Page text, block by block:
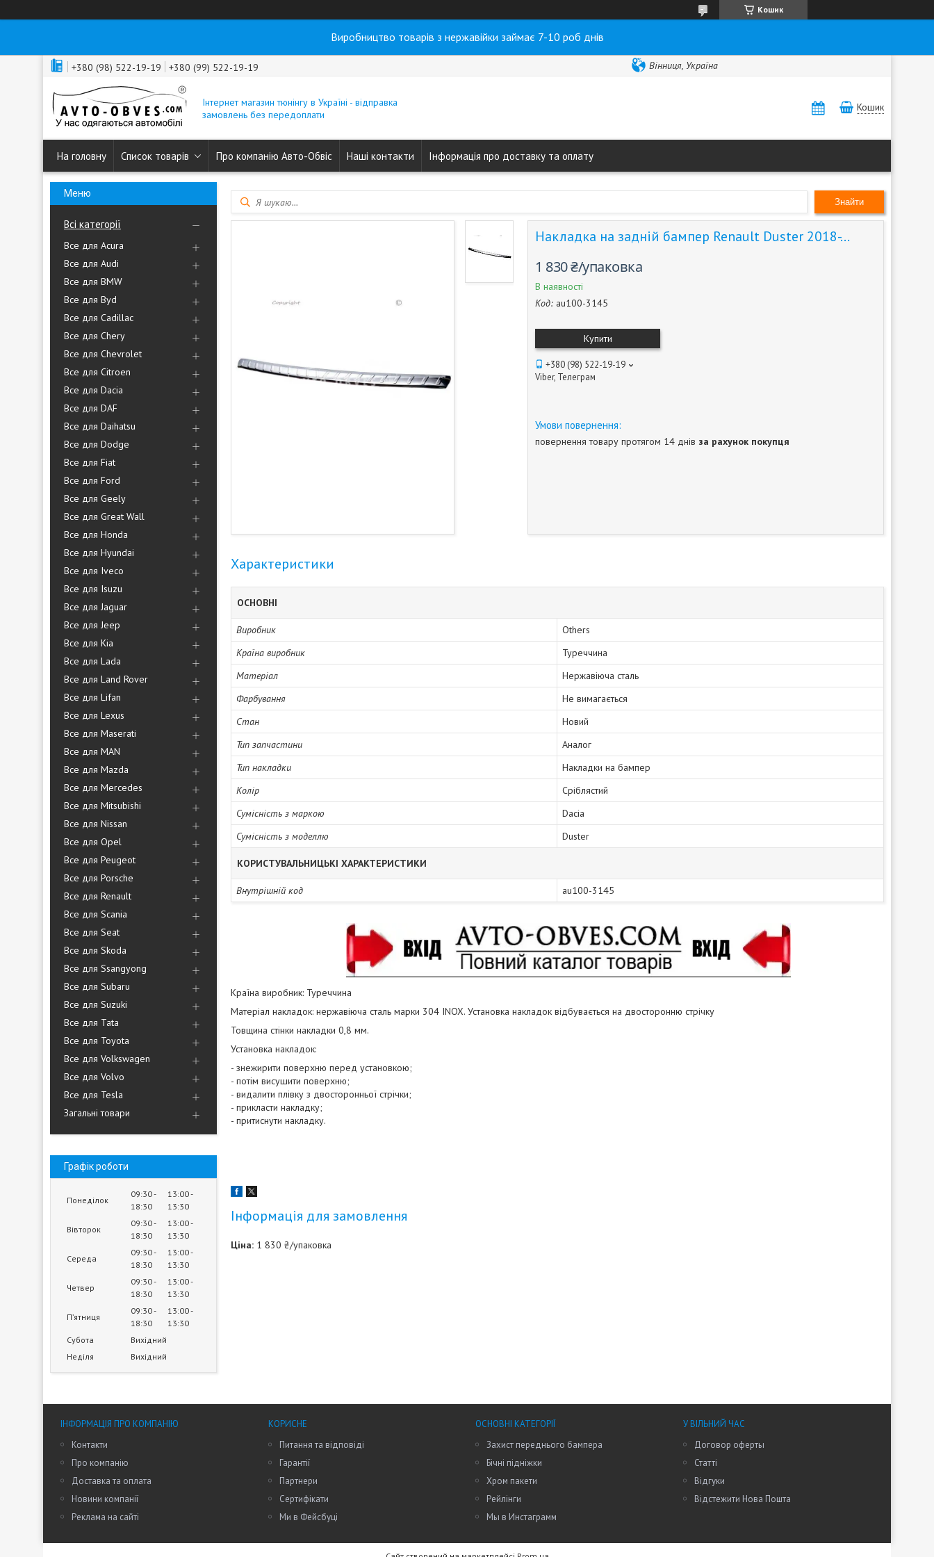
Кошик
Виробництво товарів з нержавійки займає 7-10 роб днів
+380 (98) 522-19-19 +380 (99) 522-19-19 Вінниця, Україна
Інтернет магазин тюнінгу в Україні - відправка
замовлень без передоплати
Кошик
На головну Список товарів Про компанію Авто-Обвіс Наші контакти Інформація про доставку та оплату
Всі категорії
Все для Acura
Все для Audi
Все для BMW
Все для Byd
Все для Cadillac
Все для Chery
Все для Chevrolet
Все для Citroen
Все для Dacia
Все для DAF
Все для Daihatsu
Все для Dodge
Все для Fiat
Все для Ford
Все для Geely
Все для Great Wall
Все для Honda
Все для Hyundai
Все для Iveco
Все для Isuzu
Все для Jaguar
Все для Jeep
Все для Kia
Все для Lada
Все для Land Rover
Все для Lifan
Все для Lexus
Все для Maserati
Все для MAN
Все для Mazda
Все для Mercedes
Все для Mitsubishi
Все для Nissan
Все для Opel
Все для Peugeot
Все для Porsche
Все для Renault
Все для Scania
Все для Seat
Все для Skoda
Все для Ssangyong
Все для Subaru
Все для Suzuki
Все для Tata
Все для Toyota
Все для Volkswagen
Все для Volvo
Все для Tesla
Загальні товари
Графік роботи
Понеділок
09:30
18:30
13:00
13:30
Вівторок
09:30
18:30
13:00
13:30
Середа
09:30
18:30
13:00
13:30
Четвер
09:30
18:30
13:00
13:30
Пʼятниця
09:30
18:30
13:00
13:30
Субота
Вихідний
Неділя
Вихідний
Знайти
Накладка на задній бампер Renault Duster 2018-...
1 830 ₴/упаковка
В наявності
Код: au100-3145
Купити
+380 (98) 522-19-19
Viber, Телеграм
повернення товару протягом 14 днів за рахунок покупця
Характеристики
ОСНОВНІ
Виробник
Others
Країна виробник
Туреччина
Матеріал
Нержавіюча сталь
Фарбування
Не вимагається
Стан
Новий
Тип запчастини
Аналог
Тип накладки
Накладки на бампер
Колір
Сріблястий
Сумісність з маркою
Dacia
Сумісність з моделлю
Duster
КОРИСТУВАЛЬНИЦЬКІ ХАРАКТЕРИСТИКИ
Внутрішній код au100-3145
Країна виробник: Туреччина
Матеріал накладок: нержавіюча сталь марки 304 INOX. Установка накладок відбувається на двосторонню стрічку
Товщина стінки накладки 0,8 мм.
Установка накладок:
- знежирити поверхню перед установкою;
- потім висушити поверхню;
- видалити плівку з двосторонньої стрічки;
- прикласти накладку;
- притиснути накладку.
Інформація для замовлення
Ціна: 1 830 ₴/упаковка
ІНФОРМАЦІЯ ПРО КОМПАНІЮ
Контакти
Про компанію
Доставка та оплата
Новини компанії
Реклама на сайті
КОРИСНЕ
Питання та відповіді
Гарантії
Партнери
Сертифікати
Ми в Фейсбуці
ОСНОВНІ КАТЕГОРІЇ
Захист переднього бампера
Бічні підніжки
Хром пакети
Рейлінги
Мы в Инстаграмм
У ВІЛЬНИЙ ЧАС
Договор оферты
Статті
Відгуки
Відстежити Нова Пошта